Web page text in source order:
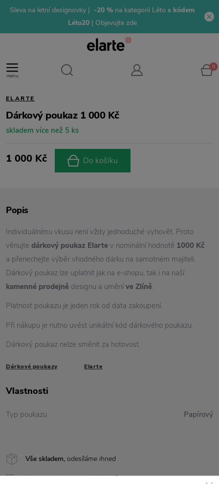
Sleva na letní designovky | -20 % na kategorii Léto s kódem
Léto20 | Objevujte zde
menu
0
ELARTE
Dárkový poukaz 1 000 Kč
skladem více než 5 ks
1 000 Kč Do košíku
Vše skladem, odesíláme ihned
Doprava zdarmanad 2 000 Kč
Popis
Individuálnímu vkusu není vždy jednoduché vyhovět. Proto
věnujte dárkový poukaz Elarte v nominální hodnotě 1000 Kč
a přenechejte výběr vhodného dárku na samotném majiteli.
Dárkový poukaz lze uplatnit jak na e-shopu, tak i na naší
kamenné prodejně designu a uměníve Zlíně.
Platnost poukazu je jeden rok od data zakoupení.
Při nákupu je nutno uvést unikátní kód dárkového poukazu.
Dárkový poukaz nelze směnit za hotovost.
Dárkové poukazy Elarte
Vlastnosti
Typ poukazu Papírový